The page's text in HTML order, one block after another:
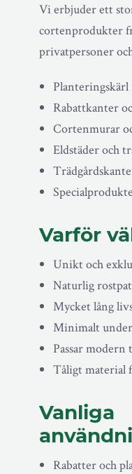
Vi erbjuder ett
cortenprodukter
privatpersoner
Rabattkanter
Cortenmurar
Eldstäder och
Varför
Unikt och
Naturlig
Mycket lång
Minimalt
Passar modern
Tåligt material
Vanliga
Rabatter och